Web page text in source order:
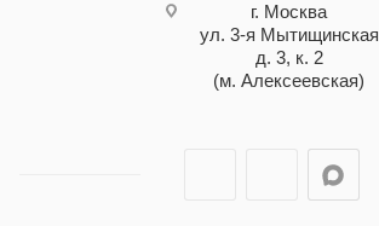
г. Москва
ул. 3-я Мытищинская
д. 3, к. 2
(м. Алексеевская)